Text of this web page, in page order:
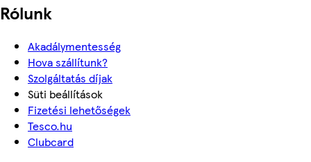
Rólunk
Akadálymentesség
Hova szállítunk?
Szolgáltatás díjak
Süti beállítások
Fizetési lehetőségek
Tesco.hu
Clubcard